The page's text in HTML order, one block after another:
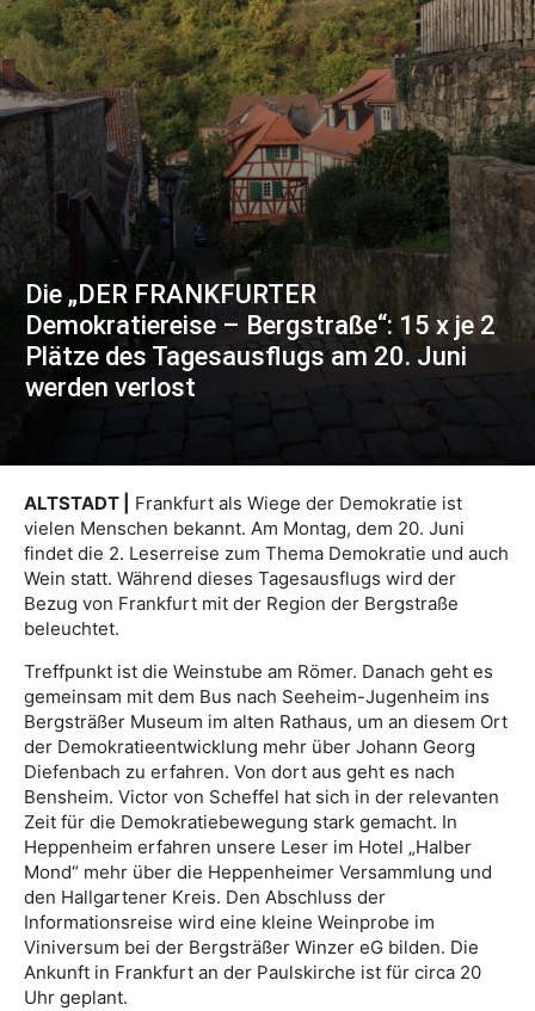
Die „DER FRANKFURTER
Demokratiereise – Bergstraße“: 15 x je 2
Plätze des Tagesausflugs am 20. Juni
werden verlost
ALTSTADT |
Frankfurt als Wiege der Demokratie ist
vielen Menschen bekannt. Am Montag, dem 20. Juni
findet die 2. Leserreise zum Thema Demokratie und auch
Wein statt. Während dieses Tagesausflugs wird der
Bezug von Frankfurt mit der Region der Bergstraße
beleuchtet.
Treffpunkt ist die Weinstube am Römer. Danach geht es
gemeinsam mit dem Bus nach Seeheim-Jugenheim ins
Bergsträßer Museum im alten Rathaus, um an diesem Ort
der Demokratieentwicklung mehr über Johann Georg
Diefenbach zu erfahren. Von dort aus geht es nach
Bensheim. Victor von Scheffel hat sich in der relevanten
Zeit für die Demokratiebewegung stark gemacht. In
Heppenheim erfahren unsere Leser im Hotel „Halber
Mond“ mehr über die Heppenheimer Versammlung und
den Hallgartener Kreis. Den Abschluss der
Informationsreise wird eine kleine Weinprobe im
Viniversum bei der Bergsträßer Winzer eG bilden. Die
Ankunft in Frankfurt an der Paulskirche ist für circa 20
Uhr geplant.